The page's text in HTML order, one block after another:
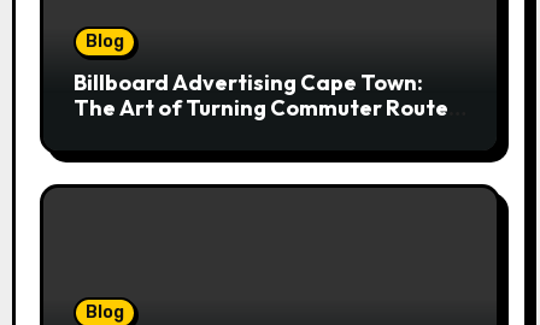
Blog
Billboard Advertising Cape Town:
The Art of Turning Commuter Routes
Blog